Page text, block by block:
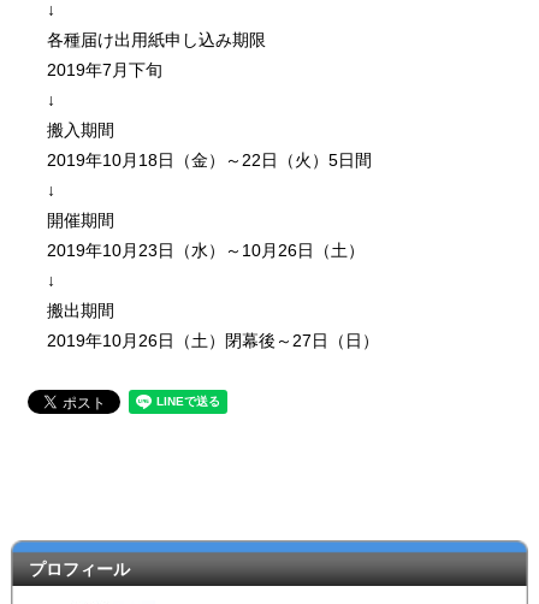
↓
各種届け出用紙申し込み期限
2019年7月下旬
↓
搬入期間
2019年10月18日（金）～22日（火）5日間
↓
開催期間
2019年10月23日（水）～10月26日（土）
↓
搬出期間
2019年10月26日（土）閉幕後～27日（日）
プロフィール